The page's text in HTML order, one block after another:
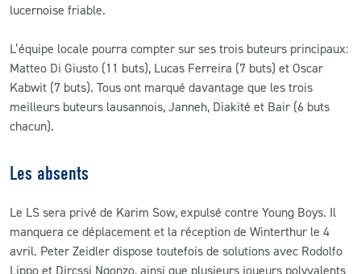
lucernoise friable.
L’équipe locale pourra compter sur ses trois buteurs principaux:
Matteo Di Giusto (11 buts), Lucas Ferreira (7 buts) et Oscar
Kabwit (7 buts). Tous ont marqué davantage que les trois
meilleurs buteurs lausannois, Janneh, Diakité et Bair (6 buts
chacun).
Les absents
Le LS sera privé de Karim Sow, expulsé contre Young Boys. Il
manquera ce déplacement et la réception de Winterthur le 4
avril. Peter Zeidler dispose toutefois de solutions avec Rodolfo
Lippo et Dircssi Ngonzo, ainsi que plusieurs joueurs polyvalents